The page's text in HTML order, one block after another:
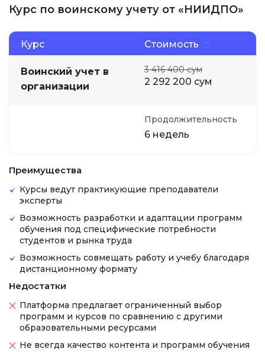
Курс по воинскому учету от «НИИДПО»
Курс Стоимость
Воинский учет в
организации
3 416 400 сум
2 292 200 сум
Продолжительность
6 недель
Преимущества
Курсы ведут практикующие преподаватели
эксперты
Возможность разработки и адаптации программ
обучения под специфические потребности
студентов и рынка труда
Возможность совмещать работу и учебу благодаря
дистанционному формату
Недостатки
Платформа предлагает ограниченный выбор
программ и курсов по сравнению с другими
образовательными ресурсами
Не всегда качество контента и программ обучения